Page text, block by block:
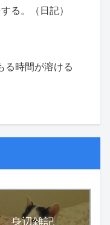
る。（日記）
時間が溶ける
身辺雑記